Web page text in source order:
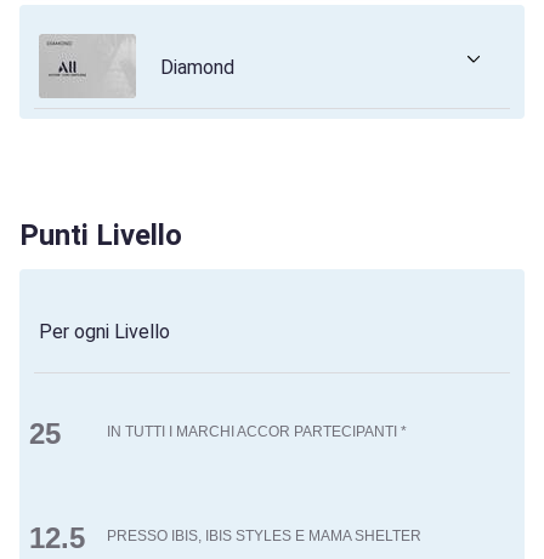
Diamond
Punti Livello
Per ogni Livello
25
12.5